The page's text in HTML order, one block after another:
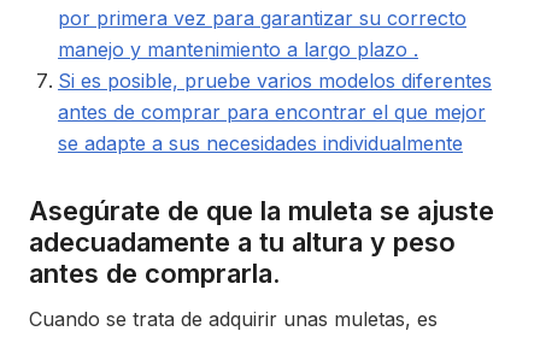
por primera vez para garantizar su correcto
manejo y mantenimiento a largo plazo .
Si es posible, pruebe varios modelos diferentes
antes de comprar para encontrar el que mejor
se adapte a sus necesidades individualmente
Asegúrate de que la muleta se ajuste
adecuadamente a tu altura y peso
antes de comprarla.
Cuando se trata de adquirir unas muletas, es